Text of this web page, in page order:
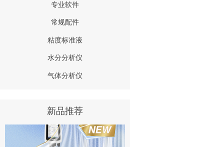
专业软件
常规配件
粘度标准液
水分分析仪
气体分析仪
新品推荐